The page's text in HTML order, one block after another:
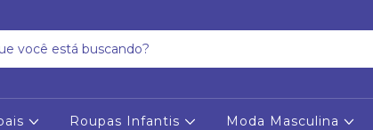
Roupas Infantis Moda Masculina